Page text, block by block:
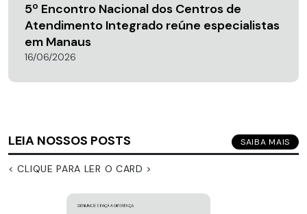
5º Encontro Nacional dos Centros de
Atendimento Integrado reúne especialistas
em Manaus
16/06/2026
LEIA NOSSOS POSTS SAIBA MAIS
< CLIQUE PARA LER O CARD >